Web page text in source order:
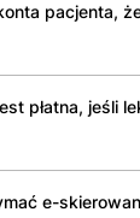
pacjenta,
płatna, jeśli
e-